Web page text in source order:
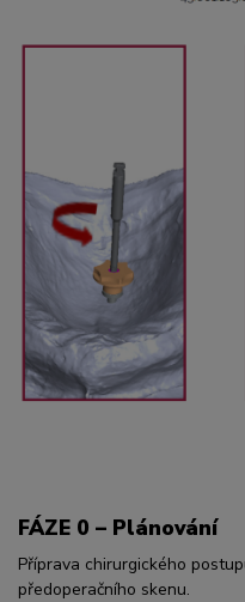
FÁZE 0 – Plánování
Příprava chirurgického
předoperačního skenu.